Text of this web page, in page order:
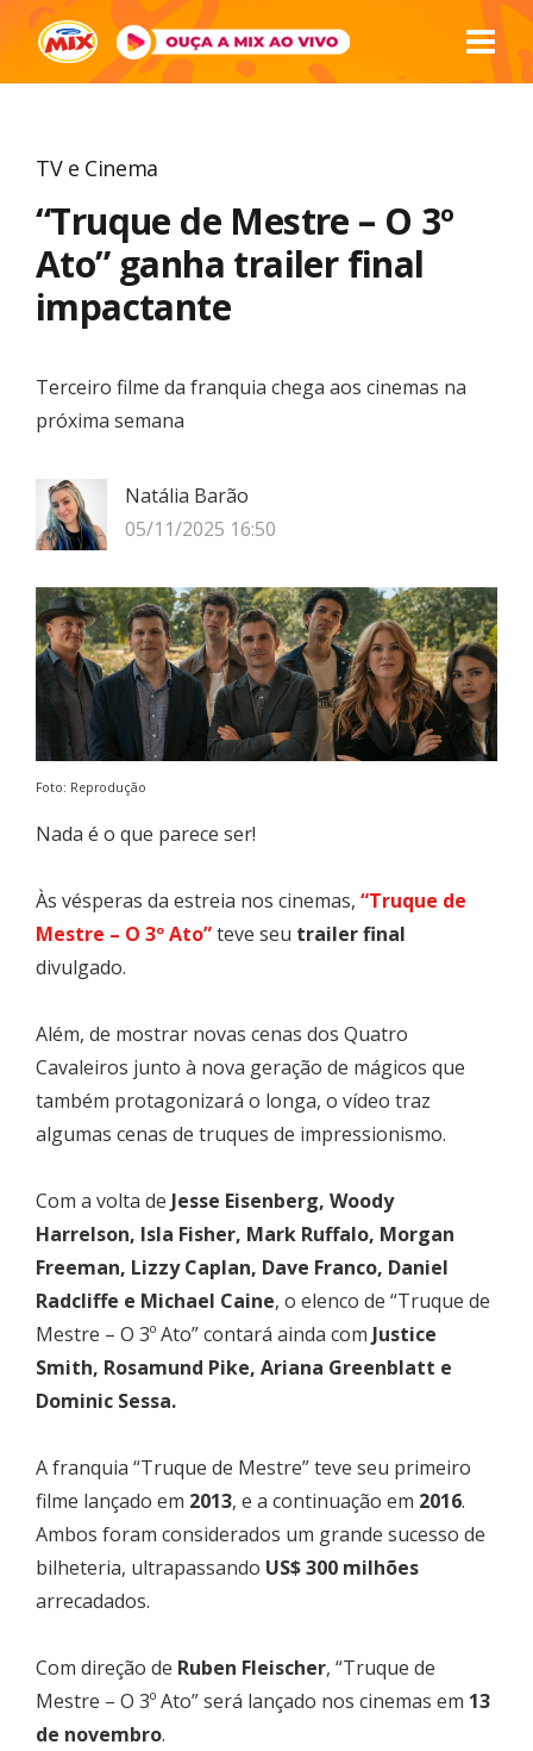
TV e Cinema
“Truque de Mestre – O 3º
Ato” ganha trailer final
impactante
Terceiro filme da franquia chega aos cinemas na
próxima semana
Natália Barão
05/11/2025 16:50
Foto: Reprodução
Nada é o que parece ser!
Às vésperas da estreia nos cinemas, “Truque de
Mestre – O 3º Ato”teve seu trailer final
divulgado.
Além, de mostrar novas cenas dos Quatro
Cavaleiros junto à nova geração de mágicos que
também protagonizará o longa, o vídeo traz
algumas cenas de truques de impressionismo.
Com a volta de Jesse Eisenberg, Woody
Harrelson, Isla Fisher, Mark Ruffalo, Morgan
Freeman, Lizzy Caplan, Dave Franco, Daniel
Radcliffe e Michael Caine, o elenco de “Truque de
Mestre – O 3º Ato” contará ainda com Justice
Smith, Rosamund Pike, Ariana Greenblatt e
Dominic Sessa.
A franquia “Truque de Mestre” teve seu primeiro
filme lançado em 2013, e a continuação em 2016.
Ambos foram considerados um grande sucesso de
bilheteria, ultrapassando US$ 300 milhões
arrecadados.
Com direção de Ruben Fleischer, “Truque de
Mestre – O 3º Ato” será lançado nos cinemas em 13
de novembro.